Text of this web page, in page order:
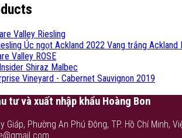
Valley Riesling
Vang trắng Ackland
Valley ROSE
Shiraz Malbec
Vineyard - Cabernet Sauvignon 2019
tư và xuất nhập khẩu Hoàng Bon
Giáp, Phường An Phú Đông, TP. Hồ Chí Minh,